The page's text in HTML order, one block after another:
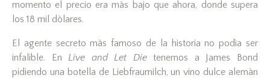
momento el precio era màs bajo que ahora, donde supera
los 18 mil dòlares.
El agente secreto màs famoso de la historia no podìa ser
infalible. En Live and Let Dietenemos a James Bond
pidiendo una botella de Liebfraumilch, un vino dulce alemàn